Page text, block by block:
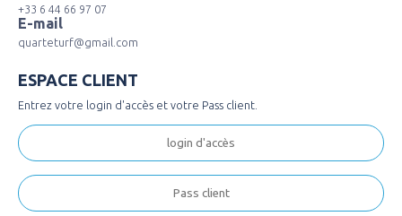
+33 6 44 66 97 07
E-mail
quarteturf@gmail.com
ESPACE CLIENT
Entrez votre login d'accès et votre Pass client.